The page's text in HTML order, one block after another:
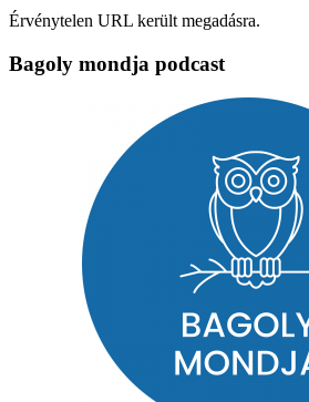
Érvénytelen URL került megadásra.
Bagoly mondja podcast